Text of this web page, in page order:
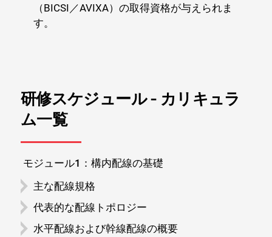
（BICSI／AVIXA）の取得資格が与えられま
す。
研修スケジュール - カリキュラ
ム一覧
モジュール1：構内配線の基礎
主な配線規格
代表的な配線トポロジー
水平配線および幹線配線の概要